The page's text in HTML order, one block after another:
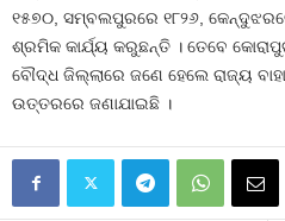
୧୫୭୦, ସମ୍ବଲପୁରରେ ୧୮୨୬,
ଶ୍ରମିକ କାର୍ଯ୍ୟ କରୁଛନ୍ତି । ତେବେ
ବୌଦ୍ଧ ଜିଲ୍ଲାରେ ଜଣେ ହେଲେ ରାଜ୍ୟ
ଉତ୍ତରରେ ଜଣାଯାଇଛି ।